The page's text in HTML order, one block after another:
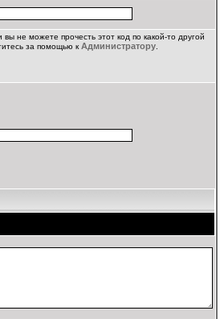
не можете прочесть этот код по какой-то другой
за помощью к Администратору